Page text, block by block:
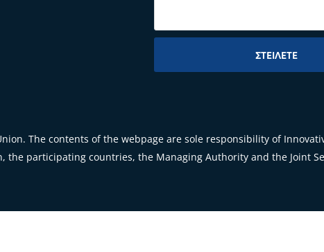
ΣΤΕΊΛΕΤΕ
The contents of the webpage are sole responsibility of
participating countries, the Managing Authority and the Joint